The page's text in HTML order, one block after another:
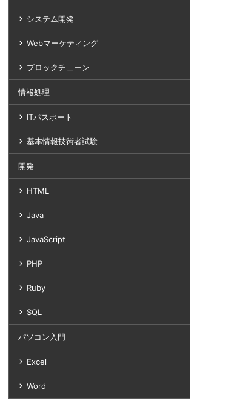
システム開発
Webマーケティング
ブロックチェーン
情報処理
ITパスポート
基本情報技術者試験
開発
HTML
Java
JavaScript
PHP
Ruby
SQL
パソコン入門
Excel
Word